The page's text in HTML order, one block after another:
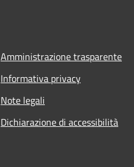
Amministrazione trasparente
Informativa privacy
Note legali
Dichiarazione di accessibilità